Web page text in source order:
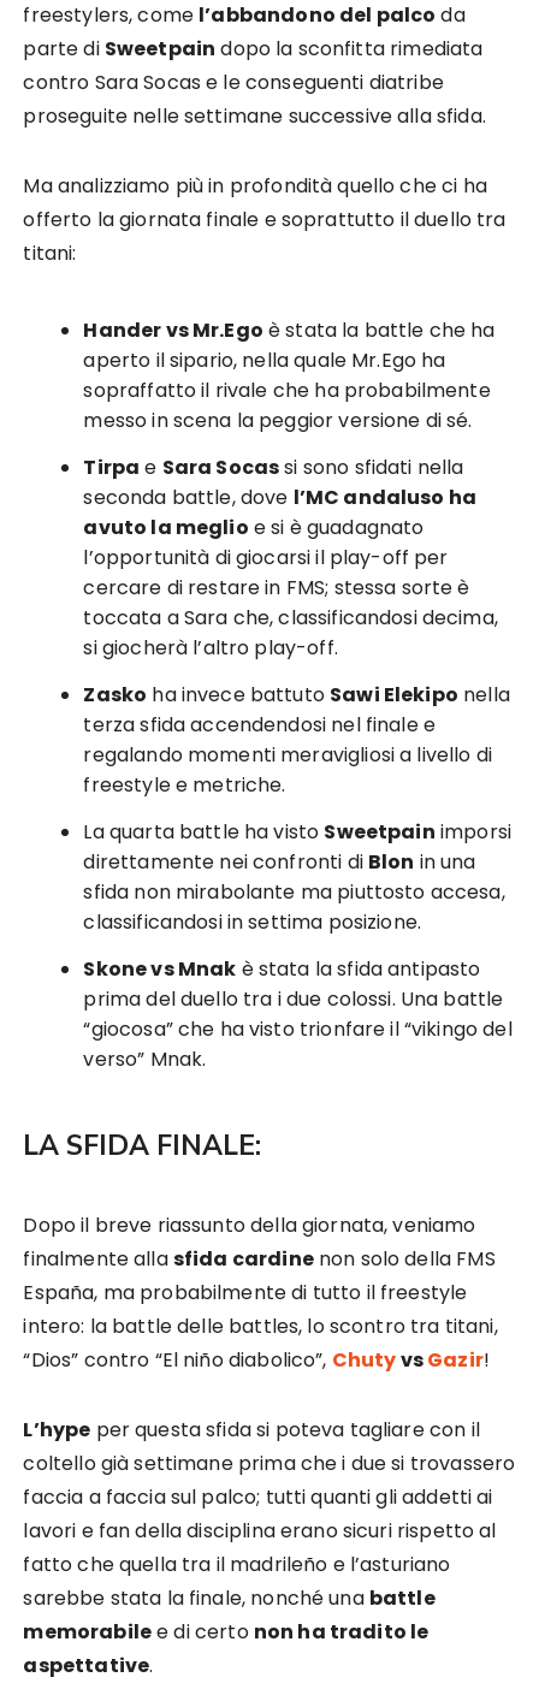
freestylers, come l’abbandono del palco da
parte di Sweetpain dopo la sconfitta rimediata
contro Sara Socas e le conseguenti diatribe
proseguite nelle settimane successive alla sfida.
Ma analizziamo più in profondità quello che ci ha
offerto la giornata finale e soprattutto il duello tra
titani:
Hander vs Mr.Ego è stata la battle che ha
aperto il sipario, nella quale Mr.Ego ha
sopraffatto il rivale che ha probabilmente
messo in scena la peggior versione di sé.
Tirpa e Sara Socassi sono sfidati nella
seconda battle, dove l’MC andaluso ha
avuto la meglio e si è guadagnato
l’opportunità di giocarsi il play-off per
cercare di restare in FMS; stessa sorte è
toccata a Sara che, classificandosi decima,
si giocherà l’altro play-off.
Zasko ha invece battuto Sawi Elekipo nella
terza sfida accendendosi nel finale e
regalando momenti meravigliosi a livello di
freestyle e metriche.
La quarta battle ha visto Sweetpain imporsi
direttamente nei confronti di Blon in una
sfida non mirabolante ma piuttosto accesa,
classificandosi in settima posizione.
Skone vs Mnak è stata la sfida antipasto
prima del duello tra i due colossi. Una battle
“giocosa” che ha visto trionfare il “vikingo del
verso” Mnak.
LA SFIDA FINALE:
Dopo il breve riassunto della giornata, veniamo
finalmente allasfida cardinenon solo della FMS
España, ma probabilmente di tutto il freestyle
intero: la battle delle battles, lo scontro tra titani,
“Dios” contro “El niño diabolico”, ChutyvsGazir!
L’hype per questa sfida si poteva tagliare con il
coltello già settimane prima che i due si trovassero
faccia a faccia sul palco; tutti quanti gli addetti ai
lavori e fan della disciplina erano sicuri rispetto al
fatto che quella tra il madrileño e l’asturiano
sarebbe stata la finale, nonché una battle
memorabilee di certo non ha tradito le
aspettative.